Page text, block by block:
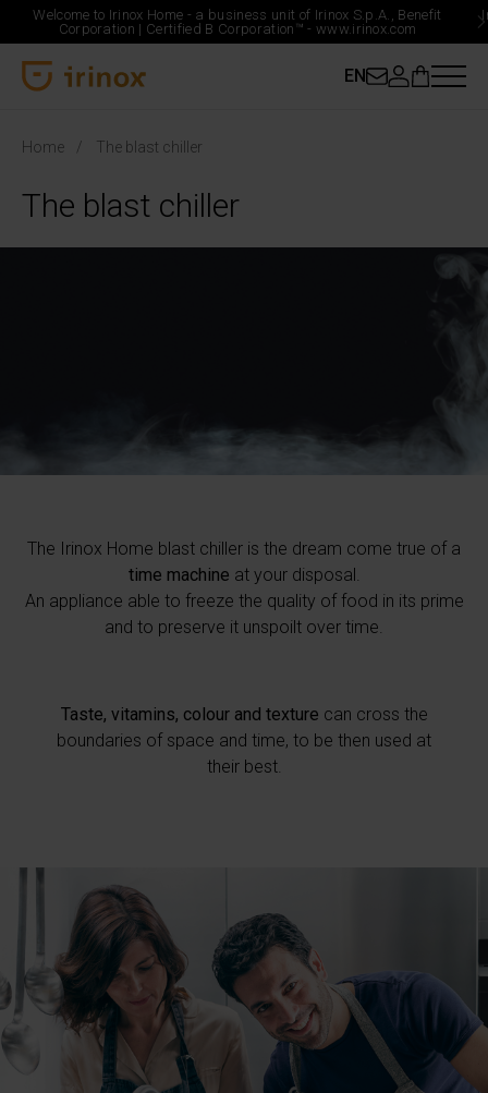
Welcome to Irinox Home - a business unit of Irinox S.p.A., Benefit
Corporation | Certified B Corporation™ - www.irinox.com
EN
Home The blast chiller
The blast chiller
The Irinox Home blast chiller is the dream come true of a
time machine at your disposal.
An appliance able to freeze the quality of food in its prime
and to preserve it unspoilt over time.
Taste, vitamins, colour and texture can cross the
boundaries of space and time, to be then used at
their best.